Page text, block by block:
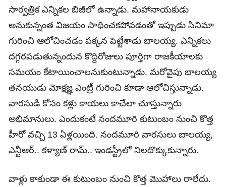
సార్వత్రిక ఎన్నికల బిజీలో ఉన్నాడు. మహానాయకుడు
అనుకున్నంత విజయం సాధించకపోవడంతో ఇప్పుడు సినిమా
గురించి ఆలోచించడం పక్కన పెట్టేశాడు బాలయ్య. ఎన్నికలు
దగ్గరపడుతున్నందున కొద్దిరోజులు పూర్తిగా రాజకీయాలకు
సమయం కేటాయించాలనుకుంటున్నాడు. మరోవైపు బాలయ్య
తనయుడు మోక్ష‌జ్ఞ ఎంట్రీ గురించి కూడా ఆలోచిస్తున్నాడు.
వారసుడి కోసం క‌ళ్లు కాయ‌లు కాచేలా చూస్తున్నారు
అభిమానులు. ఎందుకంటే నంద‌మూరి కుటుంబం నుంచి కొత్త
హీరో వ‌చ్చి 13 ఏళ్లయింది. నందమూరి వారసులు బాల‌య్య,
ఎన్టీఆర్.. క‌ళ్యాణ్ రామ్.. ఇండ‌స్ట్రీలో నిలదొక్కుకున్నారు.
వాళ్లు కాకుండా ఈ కుటుంబం నుంచి కొత్త మొహాలు రాలేదు.